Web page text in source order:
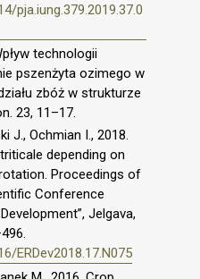
pja.iung.379.2019.37.0
technologii
pszenżyta ozimego w
zbóż w strukturze
23, 11–17.
J., Ochmian I., 2018.
depending on
Proceedings of
Conference
Jelgava,
ERDev2018.17.N075